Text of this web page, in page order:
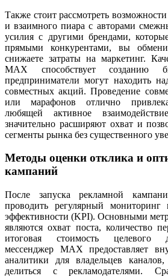
Также стоит рассмотреть
и взаимного пиара с авторами
усилия с другими брендами,
прямыми конкурентами, вы
снижаете затраты на маркетинг.
MAX способствует созданию
предприниматели могут находить
совместных акций. Проведение
или марафонов отлично
любящей активное
значительно расширяют охват и
сегменты рынка без существенного
Методы оценки отклика и
кампаний
После запуска рекламной
проводить регулярный мониторинг
эффективности (KPI). Основными
являются охват поста, количество
итоговая стоимость целевого
мессенджер MAX предоставляет
аналитики для владельцев
делиться с рекламодателями.